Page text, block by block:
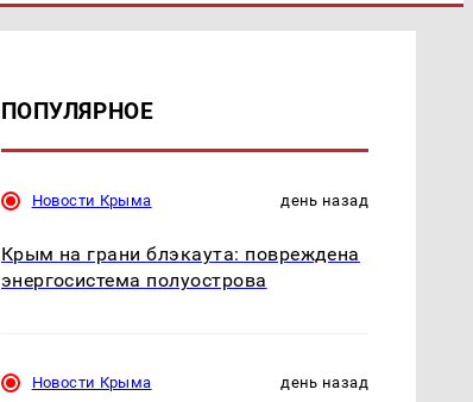
ПОПУЛЯРНОЕ
Новости Крыма день назад
Крым на грани блэкаута: повреждена
энергосистема полуострова
Новости Крыма день назад